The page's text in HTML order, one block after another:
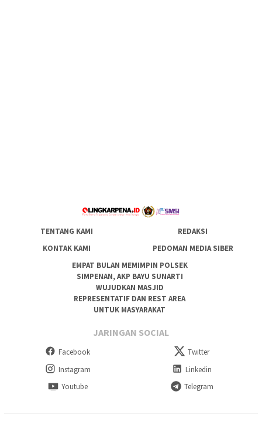
TENTANG KAMI
REDAKSI
KONTAK KAMI
PEDOMAN MEDIA SIBER
EMPAT BULAN MEMIMPIN POLSEK
SIMPENAN, AKP BAYU SUNARTI
WUJUDKAN MASJID
REPRESENTATIF DAN REST AREA
UNTUK MASYARAKAT
JARINGAN SOCIAL
Facebook
Twitter
Instagram
Linkedin
Youtube
Telegram